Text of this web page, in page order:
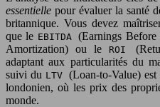
essentielle pour évaluer la santé
britannique. Vous devez
que le EBITDA(Earnings Before
Amortization) ou le
ROI
adaptant aux particularités du
suivi du LTV(Loan-to-Value)
londonien, où les prix des
monde.